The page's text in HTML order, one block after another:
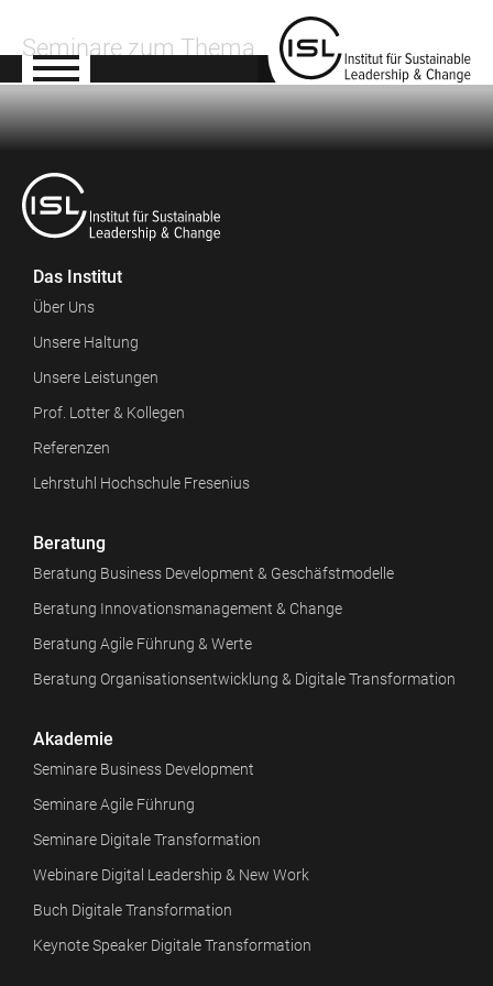
Seminare zum Thema
Das Institut
Über Uns
Unsere Haltung
Unsere Leistungen
Prof. Lotter & Kollegen
Referenzen
Lehrstuhl Hochschule Fresenius
Beratung
Beratung Business Development & Geschäfstmodelle
Beratung Innovationsmanagement & Change
Beratung Agile Führung & Werte
Beratung Organisationsentwicklung & Digitale Transformation
Akademie
Seminare Business Development
Seminare Agile Führung
Seminare Digitale Transformation
Webinare Digital Leadership & New Work
Buch Digitale Transformation
Keynote Speaker Digitale Transformation